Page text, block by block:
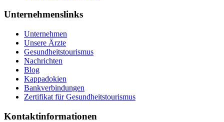
Unternehmenslinks
Unternehmen
Unsere Ärzte
Gesundheitstourismus
Nachrichten
Blog
Kappadokien
Bankverbindungen
Zertifikat für Gesundheitstourismus
Kontaktinformationen